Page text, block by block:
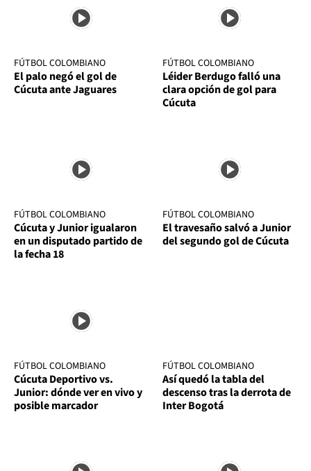
FÚTBOL COLOMBIANO
El palo negó el gol de
Cúcuta ante Jaguares
FÚTBOL COLOMBIANO
Léider Berdugo falló una
clara opción de gol para
Cúcuta
FÚTBOL COLOMBIANO
Cúcuta y Junior igualaron
en un disputado partido de
la fecha 18
FÚTBOL COLOMBIANO
El travesaño salvó a Junior
del segundo gol de Cúcuta
FÚTBOL COLOMBIANO
Cúcuta Deportivo vs.
Junior: dónde ver en vivo y
posible marcador
FÚTBOL COLOMBIANO
Así quedó la tabla del
descenso tras la derrota de
Inter Bogotá